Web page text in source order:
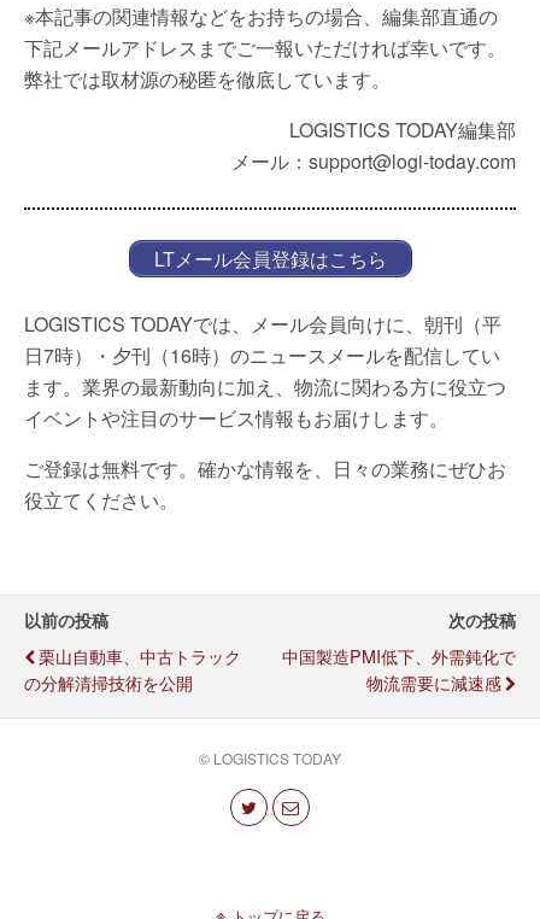
※本記事の関連情報などをお持ちの場合、編集部直通の
下記メールアドレスまでご一報いただければ幸いです。
弊社では取材源の秘匿を徹底しています。
LOGISTICS TODAY編集部
メール：support@logi-today.com
LTメール会員登録はこちら
LOGISTICS TODAYでは、メール会員向けに、朝刊（平
日7時）・夕刊（16時）のニュースメールを配信してい
ます。業界の最新動向に加え、物流に関わる方に役立つ
イベントや注目のサービス情報もお届けします。
ご登録は無料です。確かな情報を、日々の業務にぜひお
役立てください。
以前の投稿
栗山自動車、中古トラック
の分解清掃技術を公開
次の投稿
中国製造PMI低下、外需鈍化で
物流需要に減速感
© LOGISTICS TODAY